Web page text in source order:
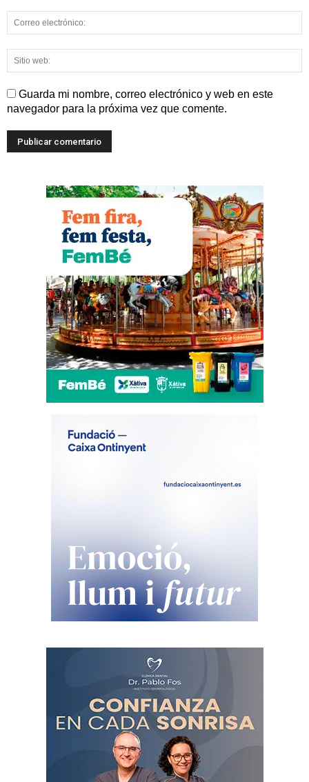
Guarda mi nombre, correo electrónico y web en este
navegador para la próxima vez que comente.